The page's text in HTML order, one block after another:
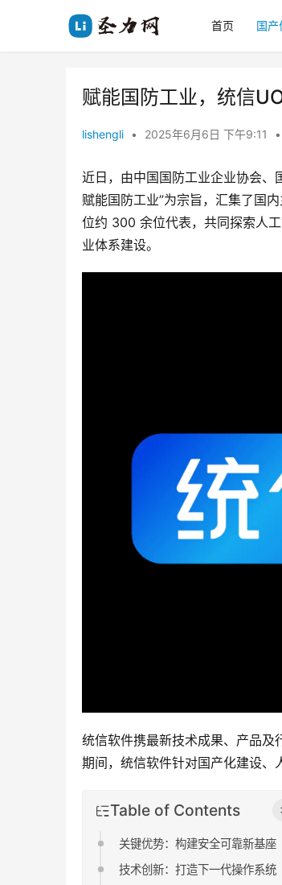
首页 国产
赋能国防工业，统信
lishengli • 2025年6月6日 下午9:11 •
近日，由中国国防工业企业协会
赋能国防工业”为宗旨，汇集了国
位约 300 余位代表，共同探索人
业体系建设。
统信软件携最新技术成果、产品及
期间，统信软件针对国产化建设、
Table of Contents
关键优势：构建安全可靠新基座
技术创新：打造下一代操作系统